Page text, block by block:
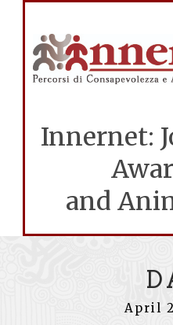
Innernet:
and
April